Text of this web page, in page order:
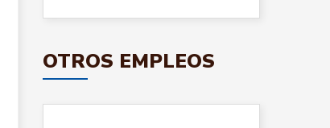
OTROS EMPLEOS